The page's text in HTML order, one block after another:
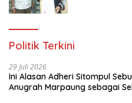
Politik Terkini
29 Juli 2026
Ini Alasan Adheri Sitompul
Anugrah Marpaung sebagai